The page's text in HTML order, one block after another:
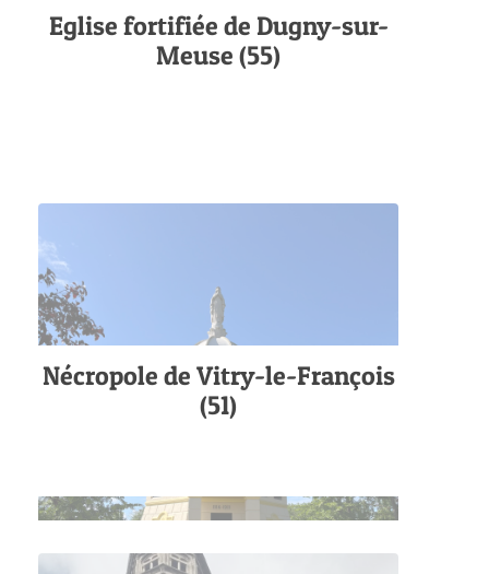
Eglise fortifiée de Dugny-sur-
Meuse (55)
Nécropole de Vitry-le-François
(51)